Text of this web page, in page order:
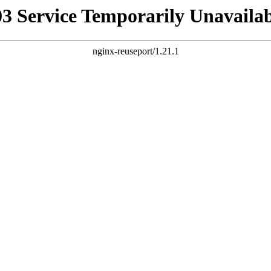
Service Temporarily
nginx-reuseport/1.21.1